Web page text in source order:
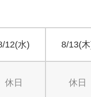
12(水)
休日
8/13(
休日